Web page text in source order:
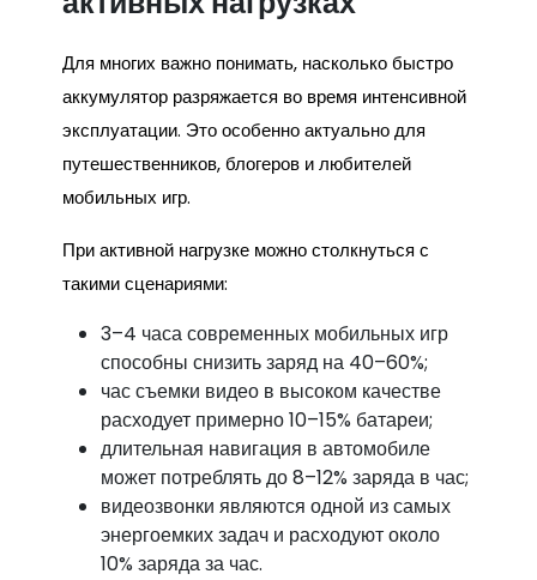
Для многих важно понимать, насколько быстро
аккумулятор разряжается во время интенсивной
эксплуатации. Это особенно актуально для
путешественников, блогеров и любителей
мобильных игр.
При активной нагрузке можно столкнуться с
такими сценариями:
3–4 часа современных мобильных игр
способны снизить заряд на 40–60%;
час съемки видео в высоком качестве
расходует примерно 10–15% батареи;
длительная навигация в автомобиле
может потреблять до 8–12% заряда в час;
видеозвонки являются одной из самых
энергоемких задач и расходуют около
10% заряда за час.